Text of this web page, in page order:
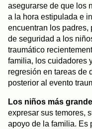
asegurarse de que los
a la hora estipulada e
encuentran los padres,
de seguridad a los
traumático
familia, los cuidadores
regresión en tareas de
posterior al evento
Los niños más
expresar sus temores,
apoyo de la familia. Es